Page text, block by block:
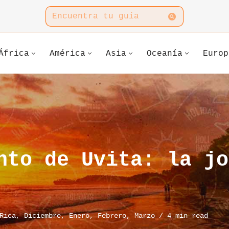
América Asia Oceanía
de Uvita: la
,Diciembre,Enero,Febrero, Marzo 4 min read